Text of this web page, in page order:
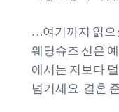
…여기까지 읽으
웨딩슈즈 신은
에서는 저보다
넘기세요. 결혼